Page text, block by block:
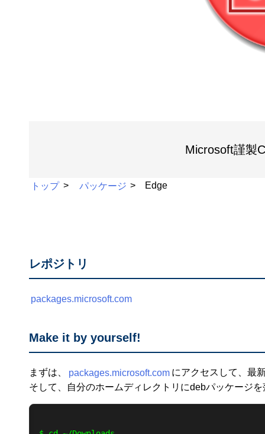
Microsoft謹製
トップ パッケージ Edge
レポジトリ
packages.microsoft.com
Make it by yourself!
まずは、 packages.microsoft.com にアクセスして、最
そして、自分のホームディレクトリにdebパッケージ